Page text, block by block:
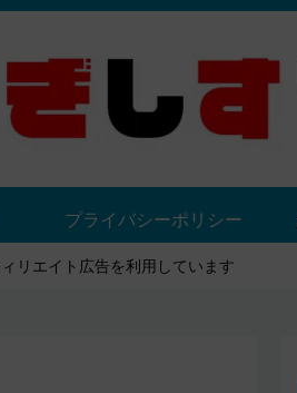
プライバシーポリシー
リエイト広告を利用しています